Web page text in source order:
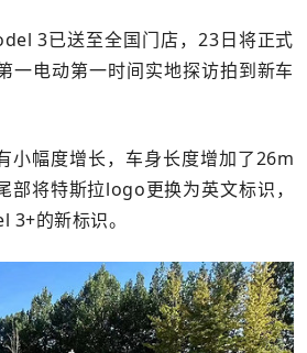
3已送至全国门店，23日将正式
一电动第一时间实地探访拍到新车
小幅度增长，车身长度增加了26m
部将特斯拉logo更换为英文标识，
的新标识。